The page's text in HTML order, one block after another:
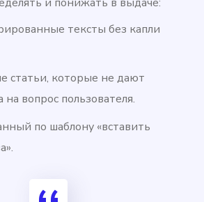
тексты без капли
статьи, которые не дают
на вопрос пользователя.
по шаблону «вставить